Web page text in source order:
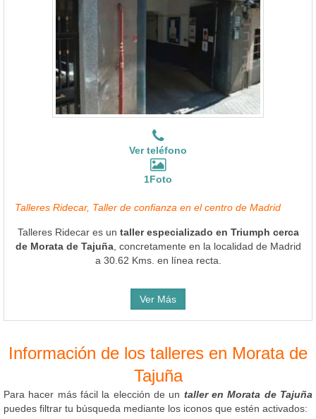
Ver teléfono
1Foto
Talleres Ridecar, Taller de confianza en el centro de Madrid
Talleres Ridecar es un taller especializado en Triumph cerca
de Morata de Tajuña, concretamente en la localidad de Madrid
a 30.62 Kms. en línea recta.
Ver Más
Información de los talleres en Morata de
Tajuña
Para hacer más fácil la elección de un taller en Morata de Tajuña
puedes filtrar tu búsqueda mediante los iconos que estén activados: